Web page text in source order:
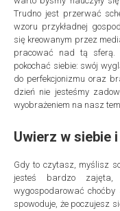
Trudno jest przerwać
wzoru przykładnej
się kreowanym przez
pracować nad tą sferą.
pokochać siebie: swój
do perfekcjonizmu oraz
dzień nie jesteśmy
wyobrażeniem na nasz
Uwierz w siebie
Gdy to czytasz, myślisz
jesteś bardzo
wygospodarować
spowoduje, że poczujesz